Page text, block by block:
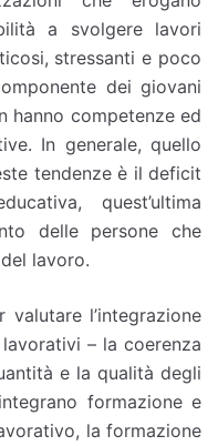
a svolgere lavori
stressanti e poco
dei giovani
hanno competenze ed
In generale, quello
tendenze è il deficit
quest’ultima
delle persone che
lavoro.
l’integrazione
– la coerenza
e la qualità degli
formazione e
la formazione